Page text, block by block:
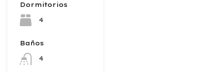
Dormitorios
4
Baños
4